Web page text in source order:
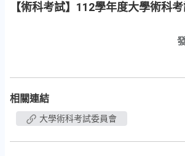
【術科考試】112學年度大學術科
相關連結
大學術科考試委員會